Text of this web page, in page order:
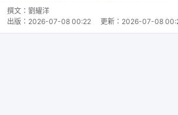
撰文： 劉耀洋
出版： 2026-07-08 00:22 更新： 2026-07-08